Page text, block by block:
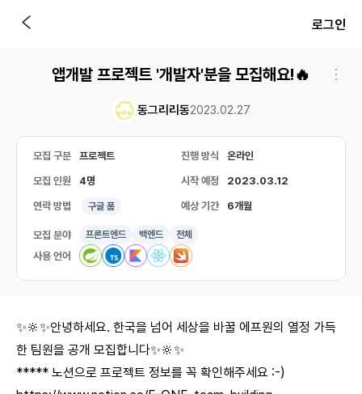
로그인
앱개발 프로젝트 '개발자'분을 모집해요!🔥
동그리리동2023.02.27
모집 구분 프로젝트 진행 방식 온라인
모집 인원 4명 시작 예정 2023.03.12
연락 방법 구글 폼 예상 기간 6개월
모집 분야 프론트엔드 백엔드 전체
사용 언어
✨🔆✨안녕하세요. 한국을 넘어 세상을 바꿀 에프원의 열정 가득
한 팀원을 공개 모집합니다✨🔆✨
***** 노션으로 프로젝트 정보를 꼭 확인해주세요 :-)